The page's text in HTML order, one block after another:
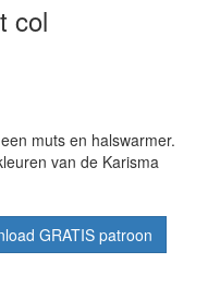
col
muts en halswarmer.
van de Karisma
GRATIS patroon